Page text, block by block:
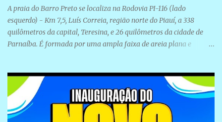
A praia do Barro Preto se localiza na Rodovia PI-116 (lado
esquerdo) - Km 7,5, Luís Correia, região norte do Piauí, a 338
quilômetros da capital, Teresina, e 26 quilômetros da cidade de
Parnaíba. É formada por uma ampla faixa de areia plana e
devido ao extensivo molhe de pedras que não chegam a 2 metros
de altura, não apresentando dunas em seu espaço geográfico. Não
se sabe ao certo porque a praia leva esse nome, e muitas das suas
historias foram esquecidas ao longo do tempo. A praia é